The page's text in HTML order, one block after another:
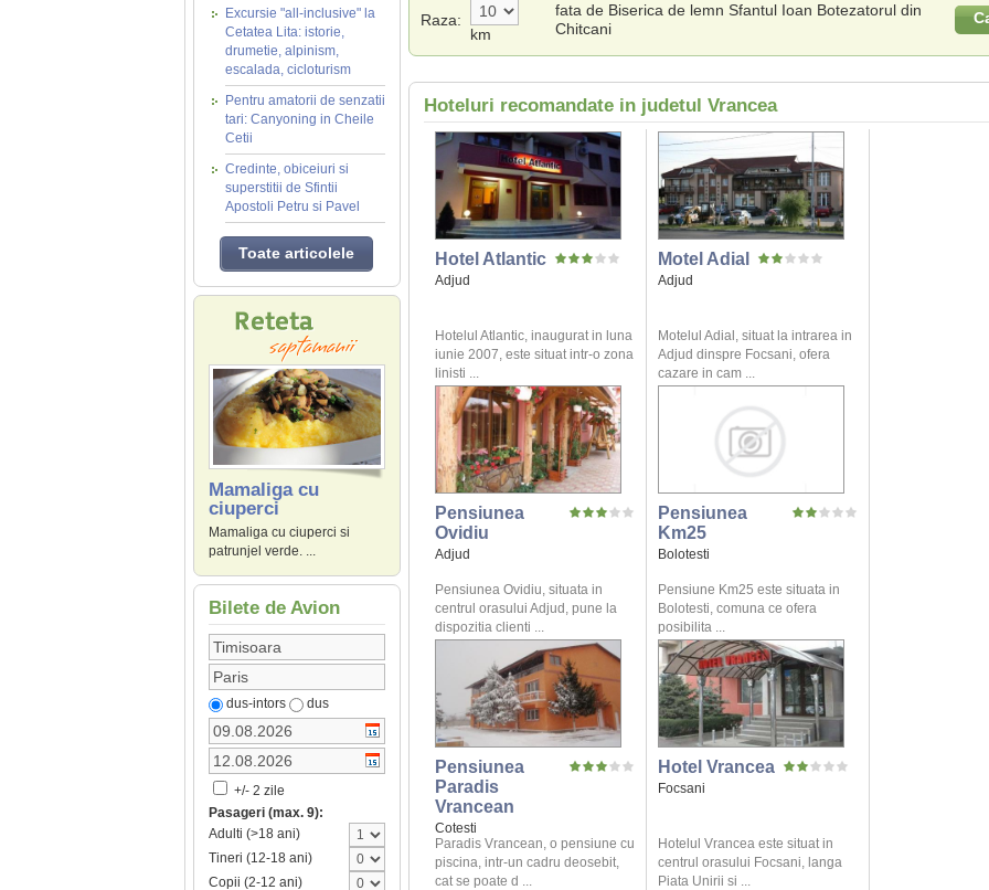
Excursie "all-inclusive" la
Cetatea Lita: istorie,
drumetie, alpinism,
escalada, cicloturism
Pentru amatorii de senzatii
tari: Canyoning in Cheile
Cetii
Credinte, obiceiuri si
superstitii de Sfintii
Apostoli Petru si Pavel
Toate articolele
Mamaliga cu
ciuperci
Mamaliga cu ciuperci si
patrunjel verde. ...
Bilete de Avion
dus-intors dus
+/- 2 zile
Pasageri (max. 9):
Adulti (>18 ani)
Tineri (12-18 ani)
Copii (2-12 ani)
Raza:
km
fata de Biserica de lemn Sfantul Ioan Botezatorul din
Chitcani
Hoteluri recomandate in judetul Vrancea
Hotel Atlantic
Adjud
Hotelul Atlantic, inaugurat in luna
iunie 2007, este situat intr-o zona
linisti ...
Motel Adial
Adjud
Motelul Adial, situat la intrarea in
Adjud dinspre Focsani, ofera
cazare in cam ...
Pensiunea
Ovidiu
Adjud
Pensiunea Ovidiu, situata in
centrul orasului Adjud, pune la
dispozitia clienti ...
Pensiunea
Km25
Bolotesti
Pensiune Km25 este situata in
Bolotesti, comuna ce ofera
posibilita ...
Pensiunea
Paradis
Vrancean
Cotesti
Paradis Vrancean, o pensiune cu
piscina, intr-un cadru deosebit,
cat se poate d ...
Hotel Vrancea
Focsani
Hotelul Vrancea este situat in
centrul orasului Focsani, langa
Piata Unirii si ...